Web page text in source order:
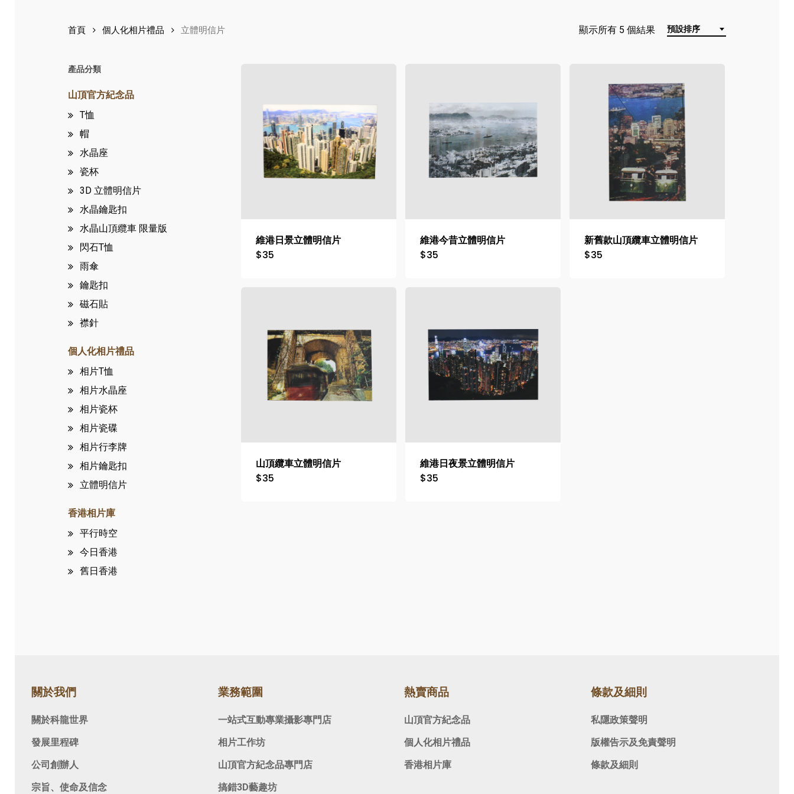
預設排序
顯示所有 5 個結果
首頁 個人化相片禮品 立體明信片
產品分類
山頂官方紀念品
T恤
帽
水晶座
瓷杯
3D 立體明信片
水晶鑰匙扣
水晶山頂纜車 限量版
閃石T恤
雨傘
鑰匙扣
磁石貼
襟針
個人化相片禮品
相片T恤
相片水晶座
相片瓷杯
相片瓷碟
相片行李牌
相片鑰匙扣
立體明信片
香港相片庫
平行時空
今日香港
舊日香港
維港日景立體明信片
$35
維港今昔立體明信片
$35
新舊款山頂纜車立體明信片
$35
山頂纜車立體明信片
$35
維港日夜景立體明信片
$35
關於我們
關於科龍世界
發展里程碑
公司創辦人
宗旨、使命及信念
業務範圍
一站式互動專業攝影專門店
相片工作坊
山頂官方紀念品專門店
搞錯3D藝趣坊
熱賣商品
山頂官方紀念品
個人化相片禮品
香港相片庫
條款及細則
私隱政策聲明
版權告示及免責聲明
條款及細則